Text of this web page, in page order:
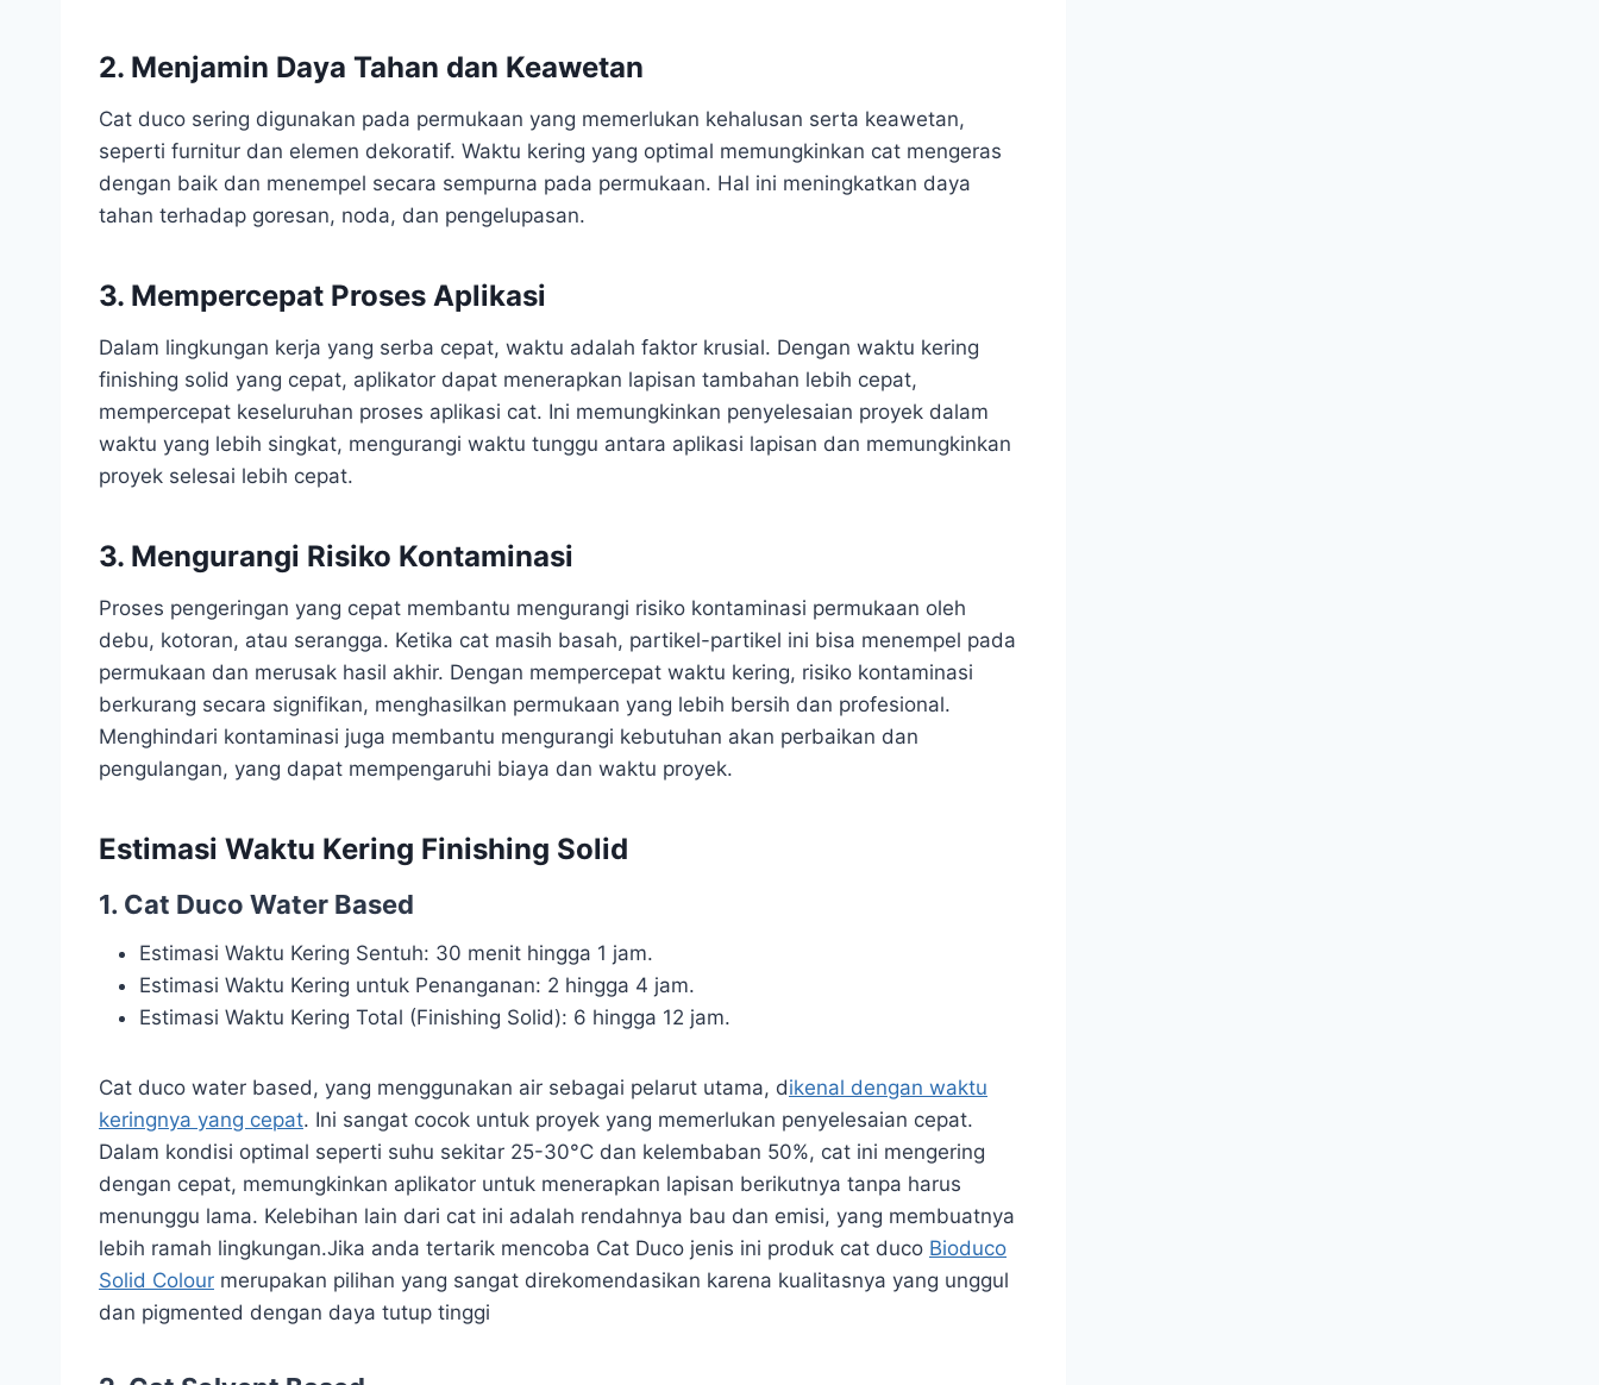
2. Menjamin Daya Tahan dan Keawetan
Cat duco sering digunakan pada permukaan yang memerlukan kehalusan serta keawetan,
seperti furnitur dan elemen dekoratif. Waktu kering yang optimal memungkinkan cat mengeras
dengan baik dan menempel secara sempurna pada permukaan. Hal ini meningkatkan daya
tahan terhadap goresan, noda, dan pengelupasan.
3. Mempercepat Proses Aplikasi
Dalam lingkungan kerja yang serba cepat, waktu adalah faktor krusial. Dengan waktu kering
finishing solid yang cepat, aplikator dapat menerapkan lapisan tambahan lebih cepat,
mempercepat keseluruhan proses aplikasi cat. Ini memungkinkan penyelesaian proyek dalam
waktu yang lebih singkat, mengurangi waktu tunggu antara aplikasi lapisan dan memungkinkan
proyek selesai lebih cepat.
3. Mengurangi Risiko Kontaminasi
Proses pengeringan yang cepat membantu mengurangi risiko kontaminasi permukaan oleh
debu, kotoran, atau serangga. Ketika cat masih basah, partikel-partikel ini bisa menempel pada
permukaan dan merusak hasil akhir. Dengan mempercepat waktu kering, risiko kontaminasi
berkurang secara signifikan, menghasilkan permukaan yang lebih bersih dan profesional.
Menghindari kontaminasi juga membantu mengurangi kebutuhan akan perbaikan dan
pengulangan, yang dapat mempengaruhi biaya dan waktu proyek.
Estimasi Waktu Kering Finishing Solid
1. Cat Duco Water Based
Estimasi Waktu Kering Sentuh: 30 menit hingga 1 jam.
Estimasi Waktu Kering untuk Penanganan: 2 hingga 4 jam.
Estimasi Waktu Kering Total (Finishing Solid): 6 hingga 12 jam.
Cat duco water based, yang menggunakan air sebagai pelarut utama, dikenal dengan waktu
keringnya yang cepat. Ini sangat cocok untuk proyek yang memerlukan penyelesaian cepat.
Dalam kondisi optimal seperti suhu sekitar 25-30°C dan kelembaban 50%, cat ini mengering
dengan cepat, memungkinkan aplikator untuk menerapkan lapisan berikutnya tanpa harus
menunggu lama. Kelebihan lain dari cat ini adalah rendahnya bau dan emisi, yang membuatnya
lebih ramah lingkungan.Jika anda tertarik mencoba Cat Duco jenis ini produk cat duco Bioduco
Solid Colour merupakan pilihan yang sangat direkomendasikan karena kualitasnya yang unggul
dan pigmented dengan daya tutup tinggi